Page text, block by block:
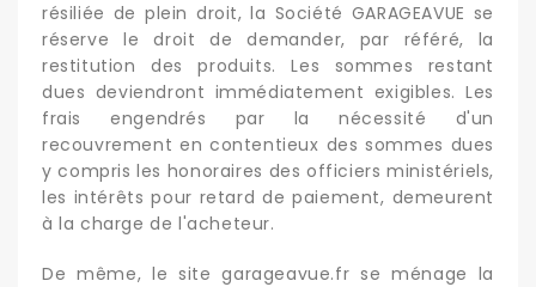
résiliée de plein droit, la Société GARAGEAVUE se
réserve le droit de demander, par référé, la
restitution des produits. Les sommes restant
dues deviendront immédiatement exigibles. Les
frais engendrés par la nécessité d'un
recouvrement en contentieux des sommes dues
y compris les honoraires des officiers ministériels,
les intérêts pour retard de paiement, demeurent
à la charge de l'acheteur.
De même, le site garageavue.fr se ménage la